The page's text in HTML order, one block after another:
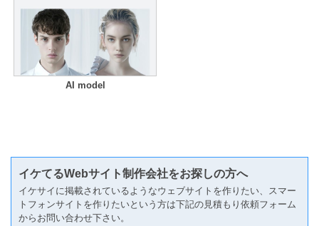
AI model
イケてるWebサイト制作会社をお探しの方へ
イケサイに掲載されているようなウェブサイトを作りたい、スマー
トフォンサイトを作りたいという方は下記の見積もり依頼フォーム
からお問い合わせ下さい。